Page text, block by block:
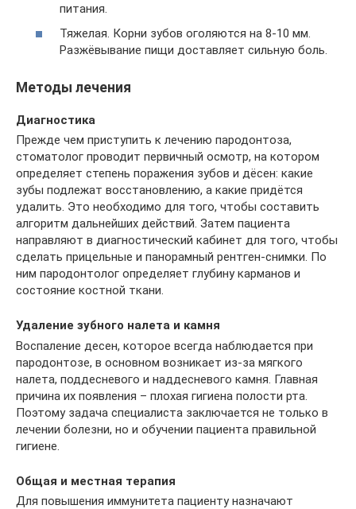
питания.
Тяжелая. Корни зубов оголяются на 8-10 мм.
Разжёвывание пищи доставляет сильную боль.
Методы лечения
Диагностика
Прежде чем приступить к лечению пародонтоза,
стоматолог проводит первичный осмотр, на котором
определяет степень поражения зубов и дёсен: какие
зубы подлежат восстановлению, а какие придётся
удалить. Это необходимо для того, чтобы составить
алгоритм дальнейших действий. Затем пациента
направляют в диагностический кабинет для того, чтобы
сделать прицельные и панорамный рентген-снимки. По
ним пародонтолог определяет глубину карманов и
состояние костной ткани.
Удаление зубного налета и камня
Воспаление десен, которое всегда наблюдается при
пародонтозе, в основном возникает из-за мягкого
налета, поддесневого и наддесневого камня. Главная
причина их появления – плохая гигиена полости рта.
Поэтому задача специалиста заключается не только в
лечении болезни, но и обучении пациента правильной
гигиене.
Общая и местная терапия
Для повышения иммунитета пациенту назначают